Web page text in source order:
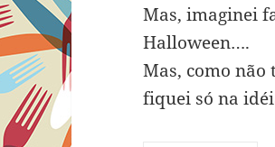
Mas, imaginei
Halloween….
Mas, como
fiquei só na